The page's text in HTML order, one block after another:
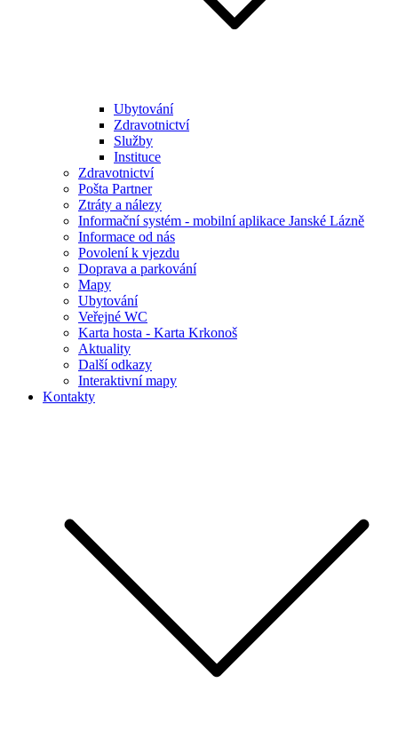
Ubytování
Zdravotnictví
Služby
Instituce
Zdravotnictví
Pošta Partner
Ztráty a nálezy
Informační systém - mobilní aplikace Janské Lázně
Informace od nás
Povolení k vjezdu
Doprava a parkování
Mapy
Ubytování
Veřejné WC
Karta hosta - Karta Krkonoš
Aktuality
Další odkazy
Interaktivní mapy
Kontakty